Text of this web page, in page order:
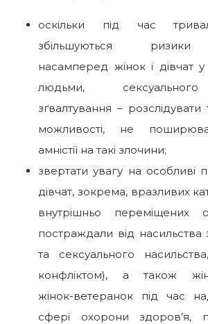
оскільки під час
збільшуються ризики
насамперед жінок і дівчат у
людьми,
зґвалтування – розслідувати
можливості, не
амністії на такі злочини;
звертати увагу на особливі
дівчат, зокрема, вразливих
внутрішньо переміщених
постраждали від насильства
та сексуального
конфліктом), а також
жінок-ветеранок під час
сфері охорони здоров’я,